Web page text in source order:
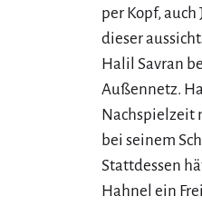
per Kopf,
dieser
Halil Savran
Außennetz.
Nachspielzeit
bei seinem
Stattdessen
Hahnel ein